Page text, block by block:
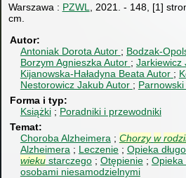
Warszawa : PZWL, 2021. - 148, [1]
cm.
Autor
Antoniak DorotaAutor Bodzak-
Borzym AgnieszkaAutor Jarkiewicz
Kijanowska-Haładyna BeataAutor
Nestorowicz JakubAutor
Forma i typ
Książki
Poradniki i przewodniki
Temat
Choroba Alzheimera
Chorzy w
Alzheimera
Leczenie Opieka
wiekustarczego Otępienie Opieka
osobami niesamodzielnymi